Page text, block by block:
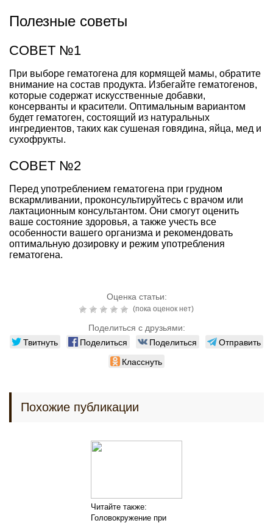
Полезные советы
СОВЕТ №1
При выборе гематогена для кормящей мамы, обратите
внимание на состав продукта. Избегайте гематогенов,
которые содержат искусственные добавки,
консерванты и красители. Оптимальным вариантом
будет гематоген, состоящий из натуральных
ингредиентов, таких как сушеная говядина, яйца, мед и
сухофрукты.
СОВЕТ №2
Перед употреблением гематогена при грудном
вскармливании, проконсультируйтесь с врачом или
лактационным консультантом. Они смогут оценить
ваше состояние здоровья, а также учесть все
особенности вашего организма и рекомендовать
оптимальную дозировку и режим употребления
гематогена.
Оценка статьи:
(пока оценок нет)
Поделиться с друзьями:
Твитнуть Поделиться Поделиться
Отправить
Класснуть
Похожие публикации
Читайте также:
Головокружение при